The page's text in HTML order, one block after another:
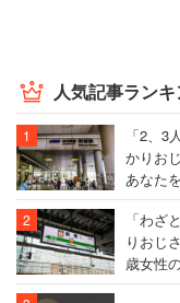
人気記事ラン
「2、3
かりお
あなた
「わざ
りおじ
歳女性